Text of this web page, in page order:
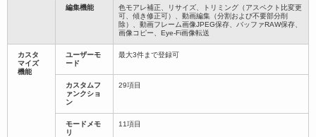
編集機能
色モアレ補正、リサイズ、トリミング（アスペクト比変更
可、傾き修正可）、動画編集（分割および不要部分削
除）、動画フレーム画像JPEG保存、バッファRAW保存、
画像コピー、Eye-Fi画像転送
カスタ
マイズ
機能
ユーザーモ
ード
最大3件まで登録可
カスタムフ
ァンクショ
ン
29項目
モードメモ
リ
11項目